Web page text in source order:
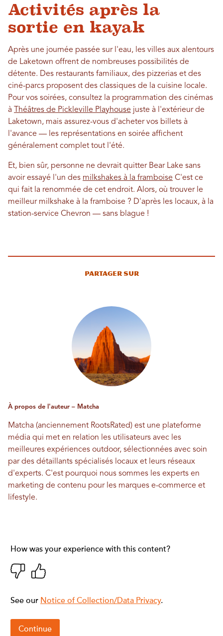
Activités après la
sortie en kayak
Après une journée passée sur l'eau, les villes aux alentours
de Laketown offrent de nombreuses possibilités de
détente. Des restaurants familiaux, des pizzerias et des
ciné-parcs proposent des classiques de la cuisine locale.
Pour vos soirées, consultez la programmation des cinémas
à
Théâtres de Pickleville Playhouse juste à l'extérieur de
Laketown, mais assurez-vous d'acheter vos billets à
l'avance — les représentations en soirée affichent
généralement complet tout l'été.
Et, bien sûr, personne ne devrait quitter Bear Lake sans
avoir essayé l'un des milkshakes à la framboise C'est ce
qui fait la renommée de cet endroit. Alors, où trouver le
meilleur milkshake à la framboise ? D'après les locaux, à la
station-service Chevron — sans blague !
Partager sur
À propos de l'auteur – Matcha
Matcha (anciennement RootsRated) est une plateforme
média qui met en relation les utilisateurs avec les
meilleures expériences outdoor, sélectionnées avec soin
par des détaillants spécialisés locaux et leurs réseaux
d'experts. C'est pourquoi nous sommes les experts en
marketing de contenu pour les marques e-commerce et
lifestyle.